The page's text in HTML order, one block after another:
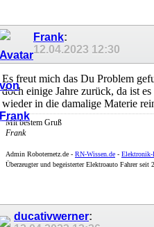
Frank:
12.04.2023 12:30
Es freut mich das Du Problem
doch einige Jahre zurück, da ist
wieder in die damalige Materie
Mit bestem Gruß
Frank
Admin Roboternetz.de - RN-Wissen.de -
Überzeugter und begeisterter Elektroauto Fahrer seit
ducativwerner: